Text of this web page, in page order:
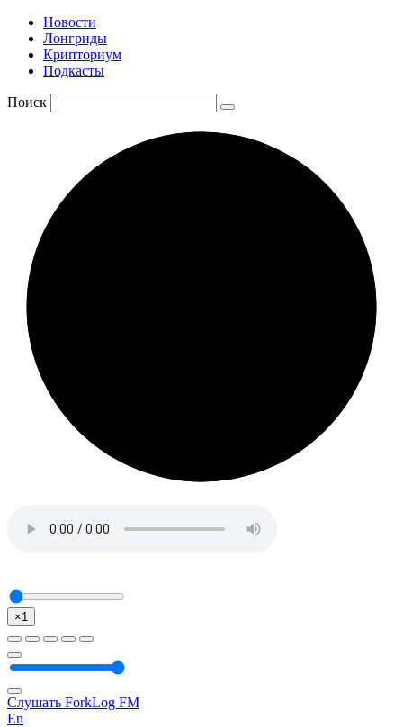
Новости
Лонгриды
Крипториум
Подкасты
Поиск
×1
Слушать ForkLog FM
En